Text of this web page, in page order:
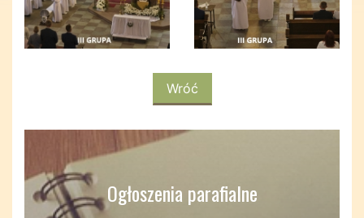
Wróć
Ogłoszenia parafialne